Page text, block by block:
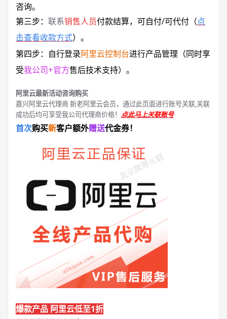
咨询。
第三步： 联系销售人员付款结算，可自付/可代付（点
击查看收款方式）。
第四步：自行登录阿里云控制台进行产品管理（同时享
受我公司+官方售后技术支持）。
阿里云最新活动咨询购买
嘉兴阿里云代理商 新老阿里云会员，通过此页面进行账号关联,关联
成功后均可享受我公司代理商价格！ 点此马上关联账号
首次购买新客户额外赠送代金券！
爆款产品 阿里云低至1折